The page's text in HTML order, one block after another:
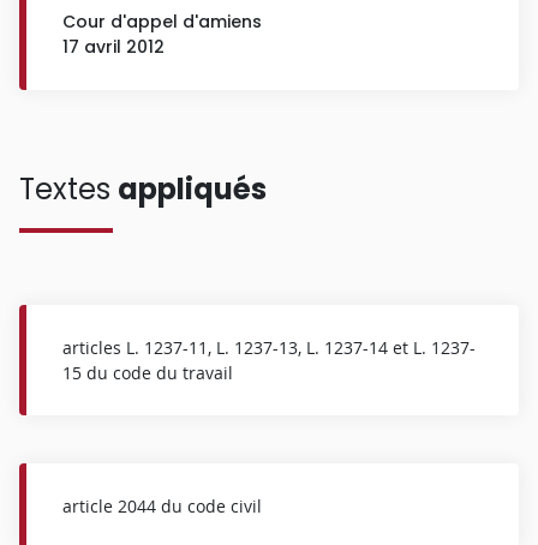
Cour d'appel d'amiens
17 avril 2012
Textes appliqués
articles L. 1237-11, L. 1237-13, L. 1237-14 et L. 1237-
15 du code du travail
article 2044 du code civil